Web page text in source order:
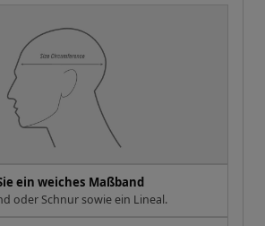
ein weiches Maßband
oder Schnur sowie ein Lineal.